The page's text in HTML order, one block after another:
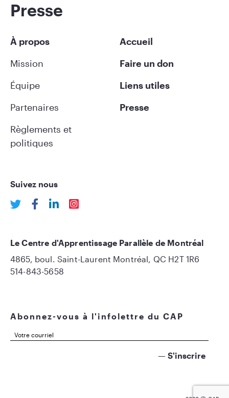
Presse
À propos
Mission
Équipe
Partenaires
Règlements et
politiques
Accueil
Faire un don
Liens utiles
Presse
Suivez nous
Abonnez-vous à l'infolettre du CAP
Le Centre d'Apprentissage Parallèle de Montréal
4865, boul. Saint-Laurent Montréal, QC H2T 1R6
514-843-5658